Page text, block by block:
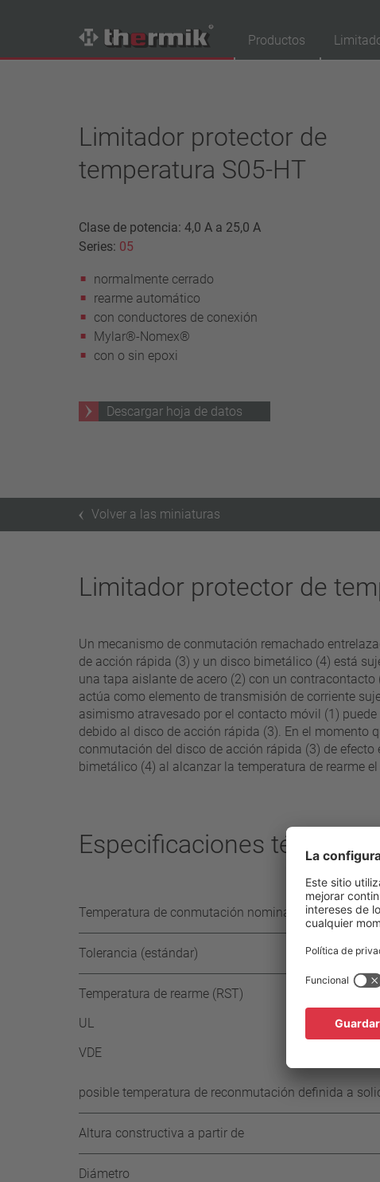
Productos
Tipo de conmutador
normalmente cerrado
normalmente abierto
temperatura estándar (60 – 200 °C)
temperatura alta (205 – 250 °C)
Clase de potencia
1,6 A – 7,5 A
4 A – 25 A
13,5 A – 42 A
aplicar filtros
Limitador protector de
temperatura S05-HT
Clase de potencia: 4,0 A a 25,0 A
Series: 05
normalmente cerrado
rearme automático
con conductores de conexión
Mylar®-Nomex®
con o sin epoxi
Descargar hoja de datos
Volver a las miniaturas
Limitador protector de
Un mecanismo de conmutación remachado
de acción rápida (3) y un disco bimetálico (4) está
una tapa aislante de acero (2) con un
actúa como elemento de transmisión de corriente
asimismo atravesado por el contacto móvil (1)
debido al disco de acción rápida (3). En el
conmutación del disco de acción rápida (3) de
bimetálico (4) al alcanzar la temperatura de rearme
Especificaciones técnicas
Temperatura de conmutación nominal (NST) en
Tolerancia (estándar)
Temperatura de rearme (RST)
UL
VDE
posible temperatura de reconmutación definida a
Altura constructiva a partir de
Diámetro